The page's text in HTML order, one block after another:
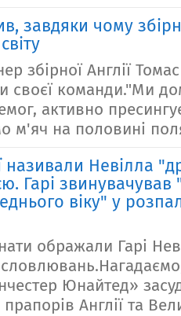
завдяки чому
збірної Англії
своєї команди."Ми
активно
м'яч на половині
називали Невілла
Гарі звинувачував
віку" у
ображали Гарі
Юнайтед»
Англії та